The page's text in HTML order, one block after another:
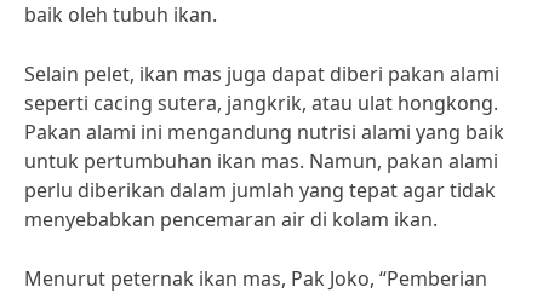
baik oleh tubuh ikan.
Selain pelet, ikan mas juga dapat diberi pakan alami
seperti cacing sutera, jangkrik, atau ulat hongkong.
Pakan alami ini mengandung nutrisi alami yang baik
untuk pertumbuhan ikan mas. Namun, pakan alami
perlu diberikan dalam jumlah yang tepat agar tidak
menyebabkan pencemaran air di kolam ikan.
Menurut peternak ikan mas, Pak Joko, “Pemberian